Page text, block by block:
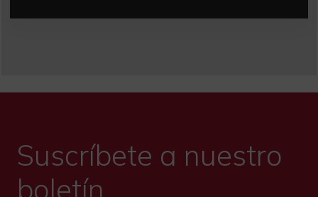
Suscríbete a nuestro
boletín